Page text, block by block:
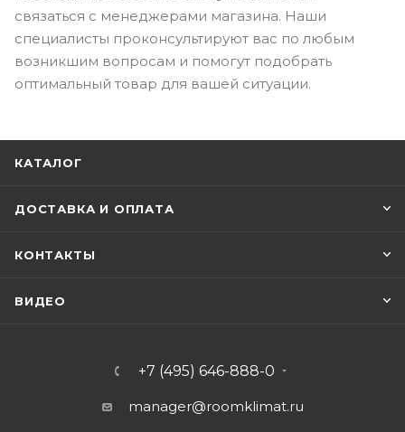
связаться с менеджерами магазина. Наши
специалисты проконсультируют вас по любым
возникшим вопросам и помогут подобрать
оптимальный товар для вашей ситуации.
КАТАЛОГ
ДОСТАВКА И ОПЛАТА
КОНТАКТЫ
ВИДЕО
+7 (495) 646-888-0
manager@roomklimat.ru